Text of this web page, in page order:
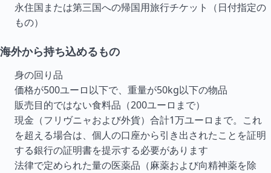
永住国または第三国への帰国用旅行チケット（日付指定の
もの）
海外から持ち込めるもの
身の回り品
価格が500ユーロ以下で、重量が50kg以下の物品
販売目的ではない食料品（200ユーロまで）
現金（フリヴニャおよび外貨）合計1万ユーロまで。これ
を超える場合は、個人の口座から引き出されたことを証明
する銀行の証明書を提示する必要があります
法律で定められた量の医薬品（麻薬および向精神薬を除